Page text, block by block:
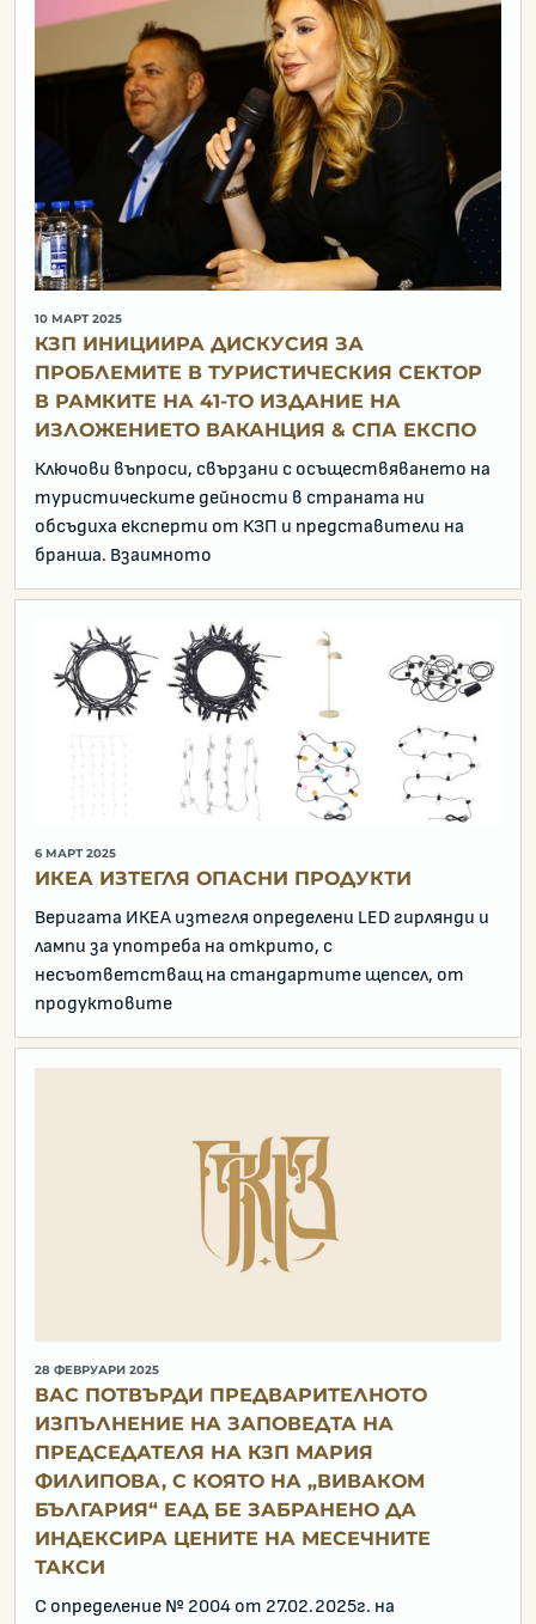
10 МАРТ 2025
КЗП ИНИЦИИРА ДИСКУСИЯ ЗА
ПРОБЛЕМИТЕ В ТУРИСТИЧЕСКИЯ СЕКТОР
В РАМКИТЕ НА 41-ТО ИЗДАНИЕ НА
ИЗЛОЖЕНИЕТО ВАКАНЦИЯ & СПА ЕКСПО
Ключови въпроси, свързани с осъществяването на
туристическите дейности в страната ни
обсъдиха експерти от КЗП и представители на
бранша. Взаимното
6 МАРТ 2025
ИКЕА ИЗТЕГЛЯ ОПАСНИ ПРОДУКТИ
Веригата ИКЕА изтегля определени LED гирлянди и
лампи за употреба на открито, с
несъответстващ на стандартите щепсел, от
продуктовите
28 ФЕВРУАРИ 2025
ВАС ПОТВЪРДИ ПРЕДВАРИТЕЛНОТО
ИЗПЪЛНЕНИЕ НА ЗАПОВЕДТА НА
ПРЕДСЕДАТЕЛЯ НА КЗП МАРИЯ
ФИЛИПОВА, С КОЯТО НА „ВИВАКОМ
БЪЛГАРИЯ“ ЕАД БЕ ЗАБРАНЕНО ДА
ИНДЕКСИРА ЦЕНИТЕ НА МЕСЕЧНИТЕ
ТАКСИ
С определение № 2004 от 27.02.2025г. на